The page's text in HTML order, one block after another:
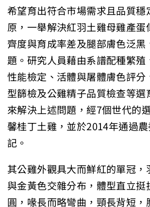
希望育出符合市場需求且品質
原，一舉解決紅羽土雞母雞產
齊度與育成率差及腿部膚色泛
題。研究人員藉由系譜配種繁
性能檢定、活體與屠體膚色評
型篩檢及公雞精子品質檢查等
來解決上述問題，經7個世代的
馨桂丁土雞，並於2014年通過
記。
其公雞外觀具大而鮮紅的單冠
與金黃色交雜分布，體型直立